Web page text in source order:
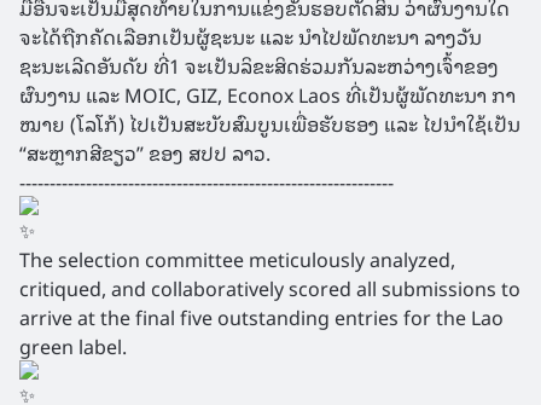
ມື້ອື່ນຈະເປັນມື້ສຸດທ້າຍໃນການແຂ່ງຂັນຮອບຕັດສິນ ວ່າຜົນງານໃດ
ຈະໄດ້ຖືກຄັດເລືອກເປັນຜູ້ຊະນະ ແລະ ນໍາໄປພັດທະນາ ລາງວັນ
ຊະນະເລີດອັນດັບ ທີ່1 ຈະເປັນລິຂະສິດຮ່ວມກັນລະຫວ່າງເຈົ້າຂອງ
ຜົນງານ ແລະ MOIC, GIZ, Econox Laos ທີ່ເປັນຜູ້ພັດທະນາ ກາ
ໝາຍ (ໂລໂກ້) ໄປເປັນສະບັບສົມບູນເພື່ອຮັບຮອງ ແລະ ໄປນຳໃຊ້ເປັນ
“ສະຫຼາກສີຂຽວ” ຂອງ ສປປ ລາວ.
--------------------------------------------------------------
The selection committee meticulously analyzed,
critiqued, and collaboratively scored all submissions to
arrive at the final five outstanding entries for the Lao
green label.